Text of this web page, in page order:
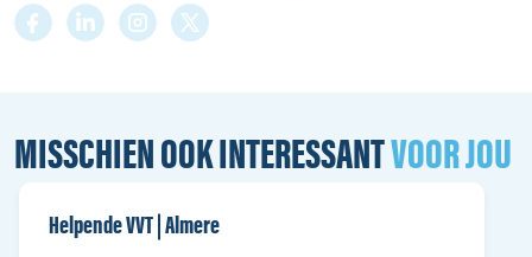
MISSCHIEN OOK INTERESSANTVOOR JOU
Helpende VVT | Almere